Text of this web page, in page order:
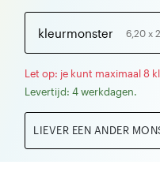
kleurmonster 6,20 x
Let op: je kunt maximaal 8
Levertijd: 4 werkdagen.
LIEVER EEN ANDER